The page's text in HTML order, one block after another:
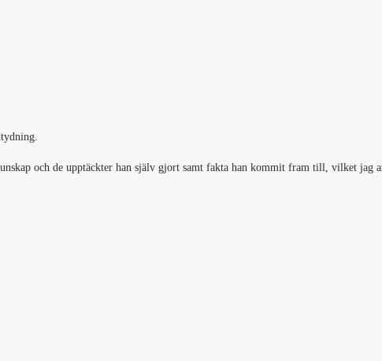
och de upptäckter han själv gjort samt fakta han kommit fram till, vilket jag